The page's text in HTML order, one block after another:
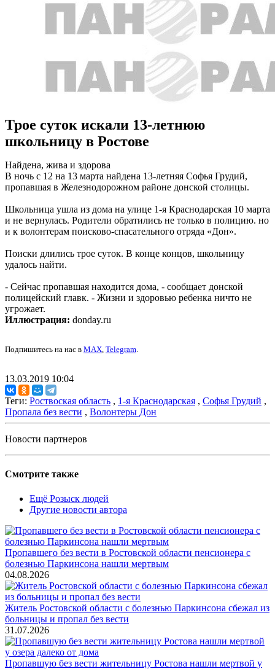
Трое суток искали 13-летнюю
школьницу в Ростове
Найдена, жива и здорова
В ночь с 12 на 13 марта найдена 13-летняя Софья Грудий,
пропавшая в Железнодорожном районе донской столицы.
Школьница ушла из дома на улице 1-я Краснодарская 10 марта
и не вернулась. Родители обратились не только в полицию. но
и к волонтерам поисково-спасательного отряда «Дон».
Поиски длились трое суток. В конце концов, школьницу
удалось найти.
- Сейчас пропавшая находится дома, - сообщает донской
полицейский главк. - Жизни и здоровью ребенка ничто не
угрожает.
Иллюстрация: donday.ru
Подпишитесь на нас в MAX, Telegram.
13.03.2019 10:04
Теги: Роствоская область , 1-я Краснодарская , Софья Грудий ,
Пропала без вести , Волонтеры Дон
Новости партнеров
Смотрите также
Ещё Розыск людей
Другие новости автора
Пропавшего без вести в Ростовской области пенсионера с
болезнью Паркинсона нашли мертвым
04.08.2026
Житель Ростовской области с болезнью Паркинсона сбежал из
больницы и пропал без вести
31.07.2026
Пропавшую без вести жительницу Ростова нашли мертвой у